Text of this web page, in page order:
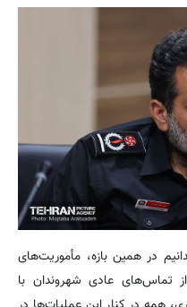
در همین بازه، مأموریت‌های
تماس‌های عادی شهروندان با